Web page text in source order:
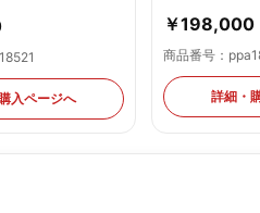
入ページへ
￥198,000
商品番号：
詳細・